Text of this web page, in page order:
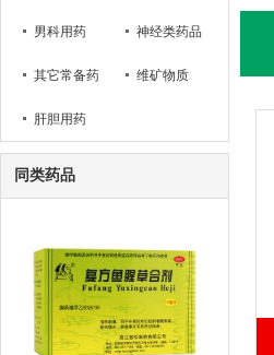
男科用药 神经类药品
其它常备药 维矿物质
肝胆用药
同类药品